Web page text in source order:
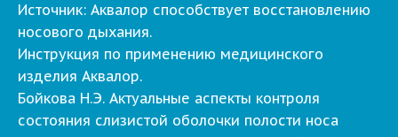
Источник: Аквалор способствует восстановлению
носового дыхания.
Инструкция по применению медицинского
изделия Аквалор.
Бойкова Н.Э. Актуальные аспекты контроля
состояния слизистой оболочки полости носа